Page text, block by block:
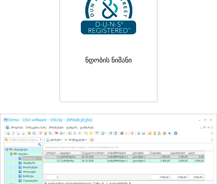
ნდობის ნიშანი